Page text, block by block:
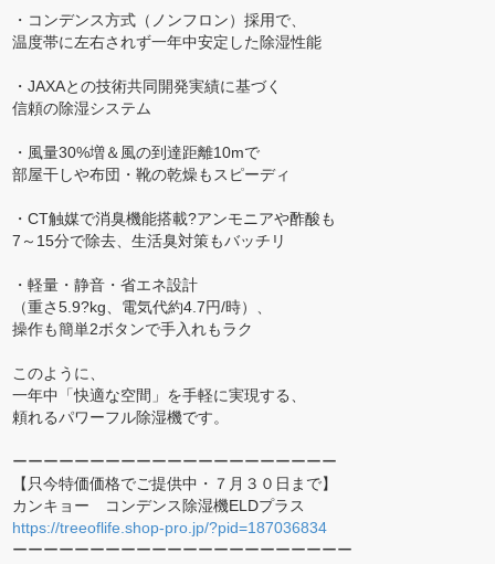
・コンデンス方式（ノンフロン）採用で、
温度帯に左右されず一年中安定した除湿性能
・JAXAとの技術共同開発実績に基づく
信頼の除湿システム
・風量30%増＆風の到達距離10mで
部屋干しや布団・靴の乾燥もスピーディ
・CT触媒で消臭機能搭載?アンモニアや酢酸も
7～15分で除去、生活臭対策もバッチリ
・軽量・静音・省エネ設計
（重さ5.9?kg、電気代約4.7円/時）、
操作も簡単2ボタンで手入れもラク
このように、
一年中「快適な空間」を手軽に実現する、
頼れるパワーフル除湿機です。
ーーーーーーーーーーーーーーーーーーーーー
【只今特価価格でご提供中・７月３０日まで】
カンキョー コンデンス除湿機ELDプラス
https://treeoflife.shop-pro.jp/?pid=187036834
ーーーーーーーーーーーーーーーーーーーーーー